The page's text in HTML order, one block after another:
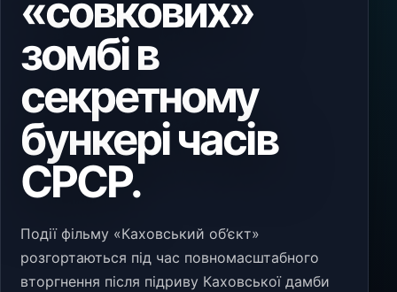
«совкових»
зомбі в
секретному
бункері часів
СРСР.
Події фільму «Каховський об’єкт»
розгортаються під час повномасштабного
вторгнення після підриву Каховської дамби